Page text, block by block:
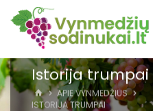
Istorija trumpai
HOMEAPIE VYNMEDŽIUS
ISTORIJA TRUMPAI